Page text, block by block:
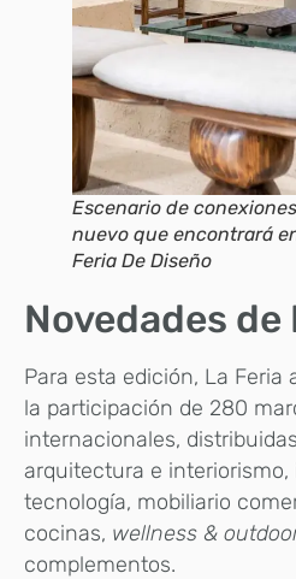
Escenario de
nuevo que encontrará
Feria De Diseño
Novedades de
Para esta edición, La
la participación de 280
internacionales,
arquitectura e
tecnología, mobiliario
cocinas, wellness &
complementos.